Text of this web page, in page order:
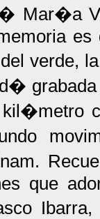
Mar�a
es
verde,
que